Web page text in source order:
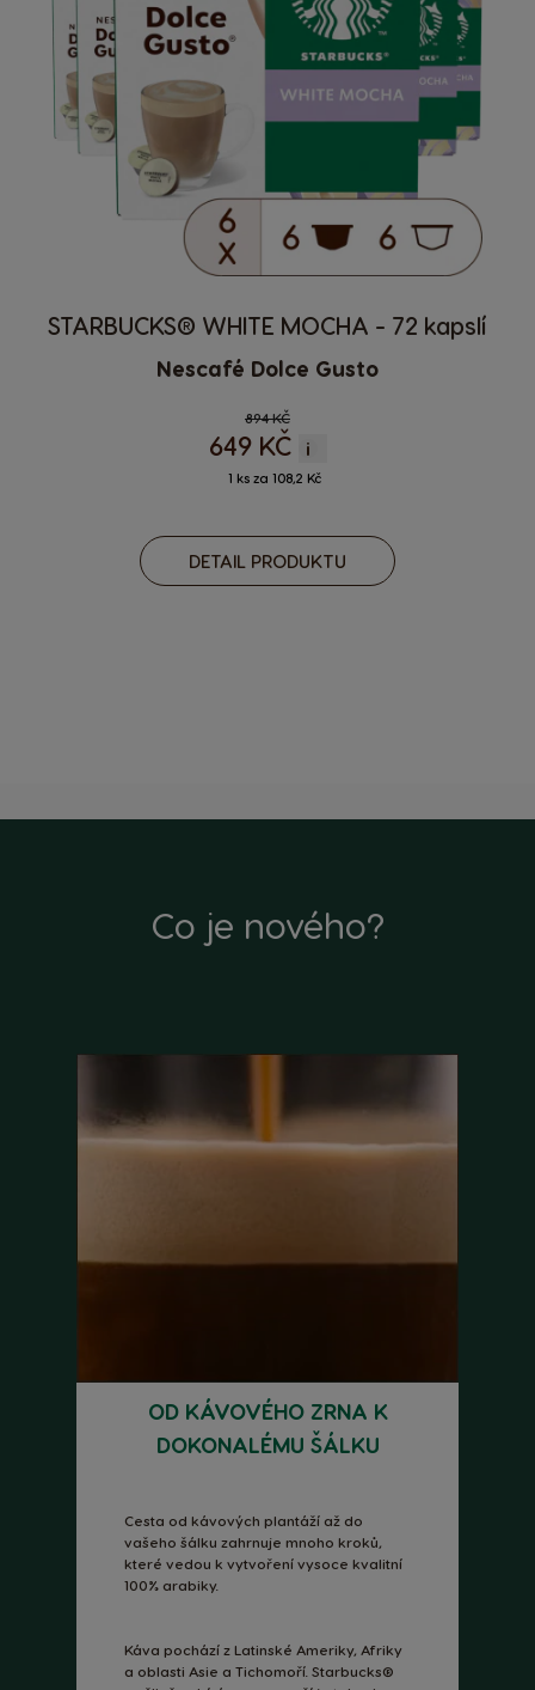
STARBUCKS® WHITE MOCHA - 72 kapslí
Nescafé Dolce Gusto
Regular Price
894 KČ
649 KČ i
1 ks za 108,2 Kč
DETAIL PRODUKTU
Co je nového?
OD KÁVOVÉHO ZRNA K
DOKONALÉMU ŠÁLKU
Cesta od kávových plantáží až do
vašeho šálku zahrnuje mnoho kroků,
které vedou k vytvoření vysoce kvalitní
100% arabiky.
Káva pochází z Latinské Ameriky, Afriky
a oblasti Asie a Tichomoří. Starbucks®